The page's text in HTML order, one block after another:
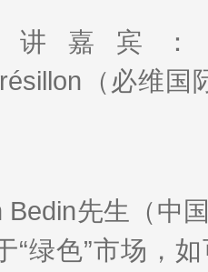
宾：
（必维
先生（中国
“绿色”市场，